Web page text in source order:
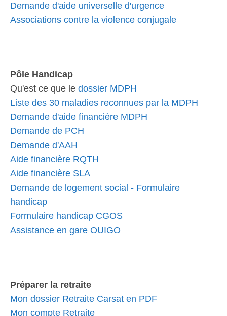
Demande d'aide universelle d'urgence
Associations contre la violence conjugale
Pôle Handicap
Qu'est ce que le dossier MDPH
Liste des 30 maladies reconnues par la MDPH
Demande d'aide financière MDPH
Demande de PCH
Demande d'AAH
Aide financière RQTH
Aide financière SLA
Demande de logement social - Formulaire
handicap
Formulaire handicap CGOS
Assistance en gare OUIGO
Préparer la retraite
Mon dossier Retraite Carsat en PDF
Mon compte Retraite